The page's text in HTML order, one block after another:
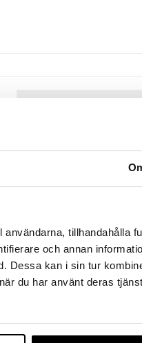
tillhandahålla
och annan
Dessa kan i sin tur
du har använt deras
Frida Baby 2-i-1
Badhandske
FRIDA BABY